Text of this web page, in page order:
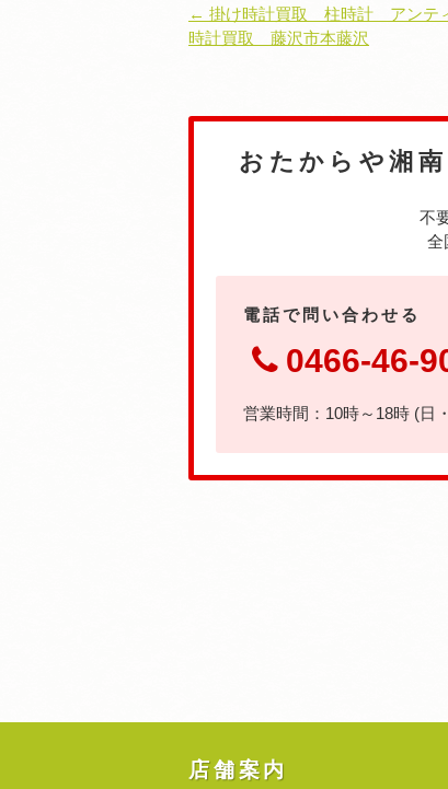
← 掛け時計買取 柱時計 アン
時計買取 藤沢市本藤沢
おたからや湘
不
全
電話で問い合わせる
0466-46-
営業時間：10時～18時 (日
店舗案内